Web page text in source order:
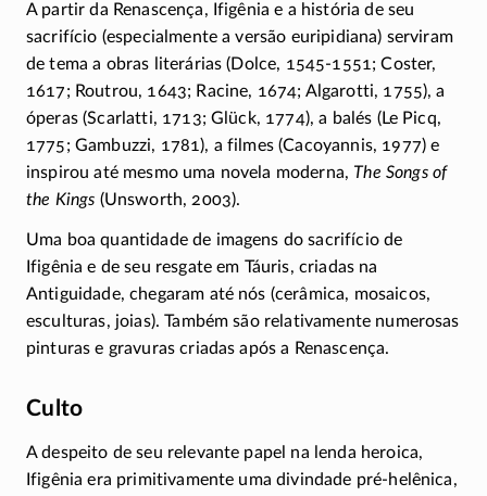
A partir da Renascença, Ifigênia e a história de seu
sacrifício (especialmente a versão euripidiana) serviram
de tema a obras literárias (Dolce, 1545-1551; Coster,
1617; Routrou, 1643; Racine, 1674; Algarotti, 1755), a
óperas (Scarlatti, 1713; Glück, 1774), a balés (Le Picq,
1775; Gambuzzi, 1781), a filmes (Cacoyannis, 1977) e
inspirou até mesmo uma novela moderna, The Songs of
the Kings (Unsworth, 2003).
Uma boa quantidade de imagens do sacrifício de
Ifigênia e de seu resgate em Táuris, criadas na
Antiguidade, chegaram até nós (cerâmica, mosaicos,
esculturas, joias). Também são relativamente numerosas
pinturas e gravuras criadas após a Renascença.
Culto
A despeito de seu relevante papel na lenda heroica,
Ifigênia era primitivamente uma divindade pré-helênica,